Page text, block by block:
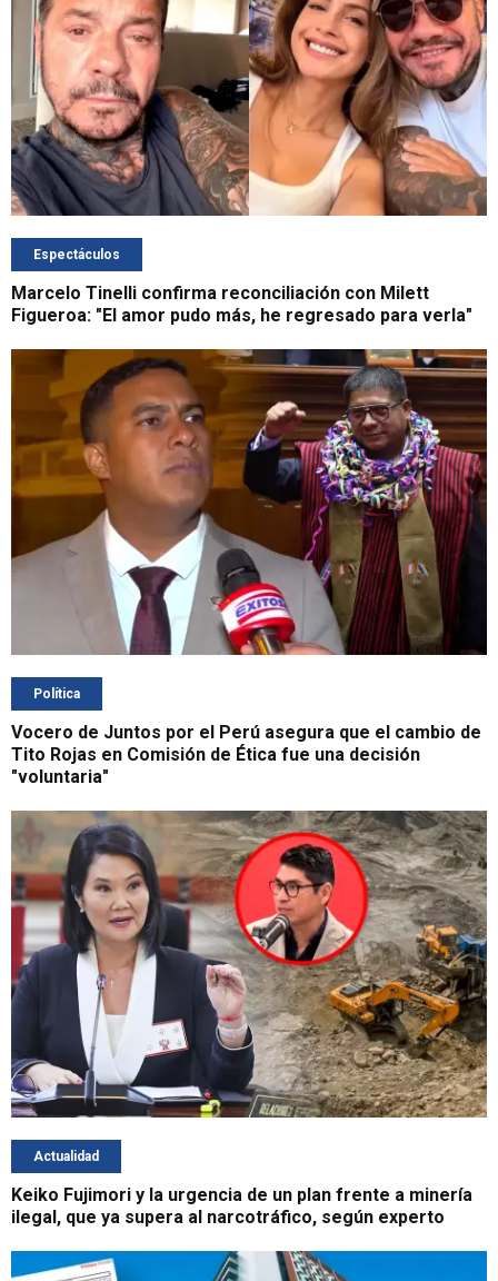
Espectáculos
Marcelo Tinelli confirma reconciliación con Milett
Figueroa: "El amor pudo más, he regresado para verla"
Política
Vocero de Juntos por el Perú asegura que el cambio de
Tito Rojas en Comisión de Ética fue una decisión
"voluntaria"
Actualidad
Keiko Fujimori y la urgencia de un plan frente a minería
ilegal, que ya supera al narcotráfico, según experto